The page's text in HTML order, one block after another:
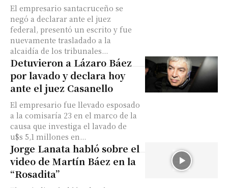
El empresario santacruceño se
negó a declarar ante el juez
federal, presentó un escrito y fue
nuevamente trasladado a la
alcaidía de los tribunales...
Detuvieron a Lázaro Báez
por lavado y declara hoy
ante el juez Casanello
El empresario fue llevado esposado
a la comisaría 23 en el marco de la
causa que investiga el lavado de
u$s 5,1 millones en...
Jorge Lanata habló sobre el
video de Martín Báez en la
“Rosadita”